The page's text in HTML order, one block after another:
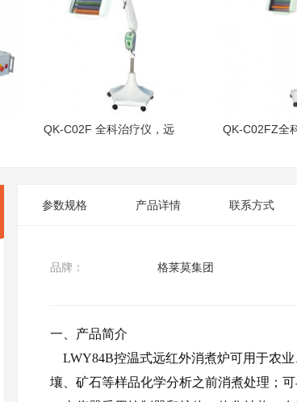
QK-C02F 全科治疗仪，远 QK-C02FZ全
参数规格 产品详情 联系方式
品牌： 格莱莫集团
一、产品简介
LWY84B控温式远红外消煮炉可用于农
壤、矿石等样品化学分析之前消煮处理；